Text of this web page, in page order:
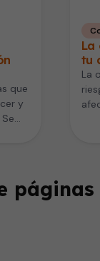
que
y
La
tu
La
páginas